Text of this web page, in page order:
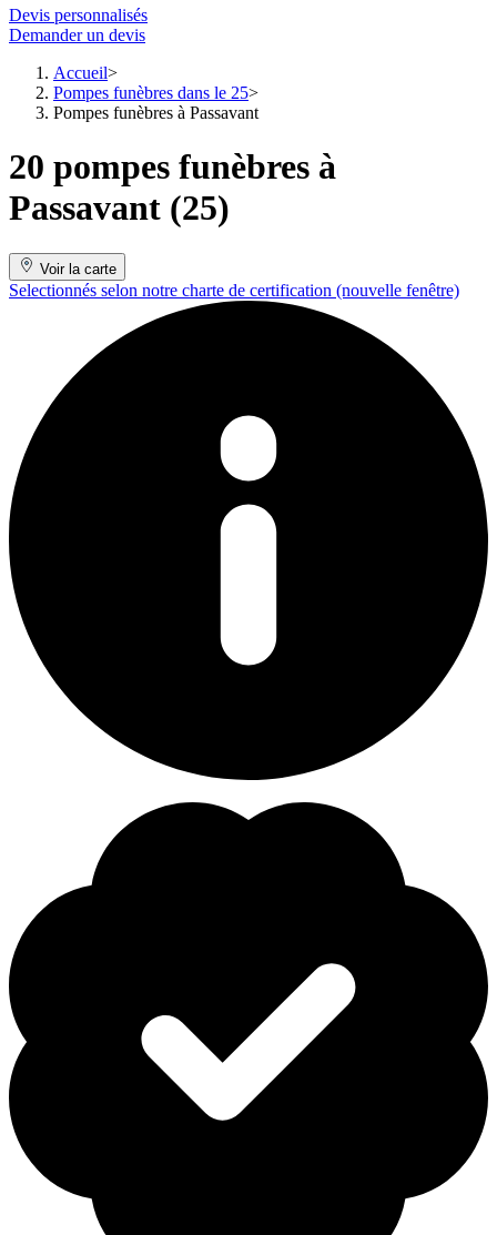
Devis personnalisés
Demander un devis
Accueil
Pompes funèbres dans le 25
Pompes funèbres à Passavant
20 pompes funèbres à
Passavant (25)
Voir la carte
Selectionnés selon notre charte de certification (nouvelle fenêtre)